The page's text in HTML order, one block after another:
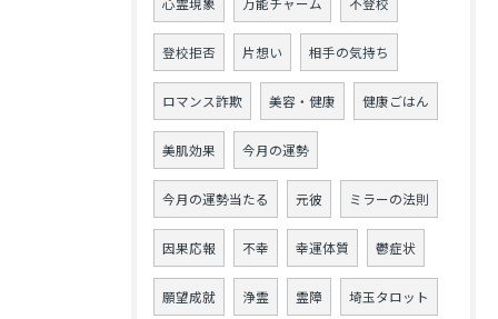
登校拒否 片想い 相手の気持ち
ロマンス詐欺 美容・健康 健康ごはん
美肌効果 今月の運勢
今月の運勢当たる 元彼 ミラーの法則
因果応報 不幸 幸運体質 鬱症状
願望成就 浄霊 霊障 埼玉タロット